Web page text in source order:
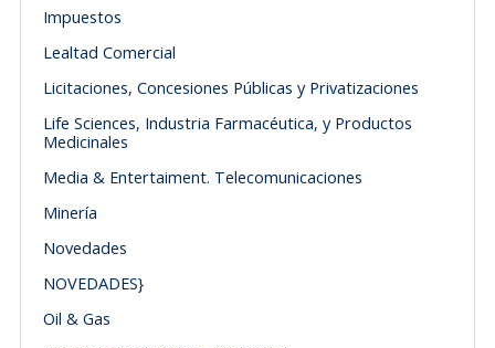
Impuestos
Lealtad Comercial
Licitaciones, Concesiones Públicas y Privatizaciones
Life Sciences, Industria Farmacéutica, y Productos
Medicinales
Media & Entertaiment. Telecomunicaciones
Minería
Novedades
NOVEDADES}
Oil & Gas